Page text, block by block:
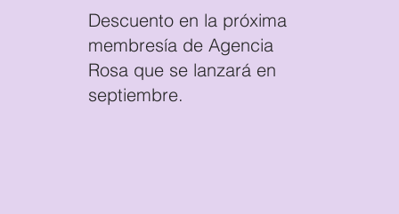
Descuento en la próxima
membresía de Agencia
Rosa que se lanzará en
septiembre.